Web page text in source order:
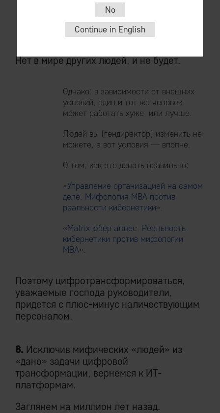
И ничего, справляются, c бизнесом
все ок.
Нет в мире других людей, и не будет.
Однако: в зависимости от внешних
условий, один и тот же человек
может работать хуже, или лучше.
Людей вы (гендиректор) изменить не
можете, а вот условия — вполне.
О том, как это делать правильно:
«Управление организацией на самом
деле. Мифология MBA против
реальности кибернетики».
«Matrix юбер аллес. Реальность
кибернетики против мифологии
MBA».
Поэтому цифротрансформироваться,
уважаемые господа руководители,
придется с плюс-минус наличествующим
персоналом.
8. Исключив мифических «людей» из
«дано» задачи цифровой
трансформации, вернемся к ИТ-
платформам.
Заглянем на миллион лет назад.
No
Continue in English